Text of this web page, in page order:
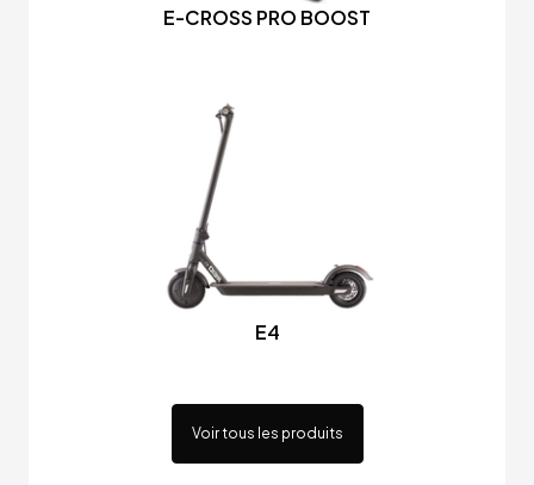
E-CROSS PRO BOOST
E4
Voir tous les produits